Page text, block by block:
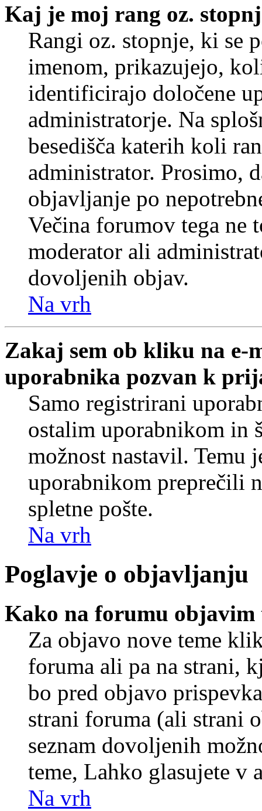
Kaj je moj rang oz.
Rangi oz. stopnje, ki se
imenom, prikazujejo,
identificirajo določene
administratorje. Na
besedišča katerih koli
administrator. Prosimo,
objavljanje po
Večina forumov tega ne
moderator ali
dovoljenih objav.
Na vrh
Zakaj sem ob kliku na e-
uporabnika pozvan k
Samo registrirani
ostalim uporabnikom in
možnost nastavil. Temu
uporabnikom preprečili
spletne pošte.
Na vrh
Poglavje o objavljanju
Kako na forumu objavim
Za objavo nove teme
foruma ali pa na strani,
bo pred objavo
strani foruma (ali strani
seznam dovoljenih
teme, Lahko glasujete v
Na vrh